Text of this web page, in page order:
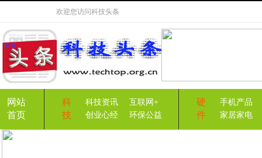
欢迎您访问科技头条
网站
首页
科
技
科技资讯
互联网+
创业心经
环保公益
硬
件
手机产品
家居家电